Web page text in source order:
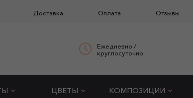
Доставка Оплата Отзывы
Ежедневно /
круглосуточно
ЦВЕТЫ КОМПОЗИЦИИ